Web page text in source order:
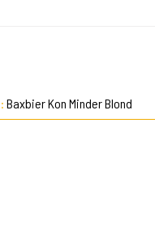
Baxbier Kon Minder Blond